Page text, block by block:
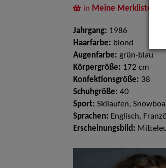
in Meine Merkliste
Jahrgang: 1986
Haarfarbe: blond
Augenfarbe: grün-blau
Körpergröße: 172 cm
Konfektionsgröße: 38
Schuhgröße: 40
Sport: Skilaufen,
Sprachen: Englisch,
Erscheinungsbild: